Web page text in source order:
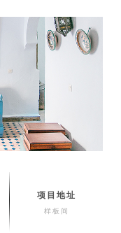
项目地址
样板间